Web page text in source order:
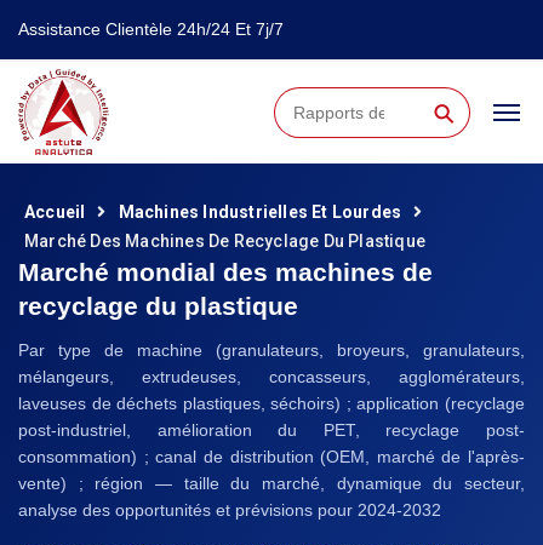
Assistance Clientèle 24h/24 Et 7j/7
⚲
Accueil
Machines Industrielles Et Lourdes
Marché Des Machines De Recyclage Du Plastique
Marché mondial des machines de
recyclage du plastique
Par type de machine (granulateurs, broyeurs, granulateurs,
mélangeurs, extrudeuses, concasseurs, agglomérateurs,
laveuses de déchets plastiques, séchoirs) ; application (recyclage
post-industriel, amélioration du PET, recyclage post-
consommation) ; canal de distribution (OEM, marché de l'après-
vente) ; région — taille du marché, dynamique du secteur,
analyse des opportunités et prévisions pour 2024-2032